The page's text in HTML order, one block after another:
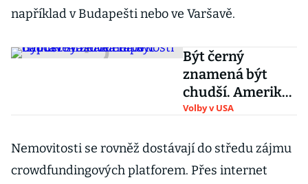
například v Budapešti nebo ve Varšavě.
Být černý
znamená být
chudší. Amerika
tápe v nápravě
nerovnosti
Volby v USA
Nemovitosti se rovněž dostávají do středu zájmu
crowdfundingových platforem. Přes internet